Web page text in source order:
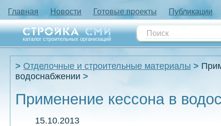
Главная Новости Готовые проекты Публикации
каталог строительных организаций
Отделочные и строительные материалы
водоснабжении
Применение кессона в
15.10.2013